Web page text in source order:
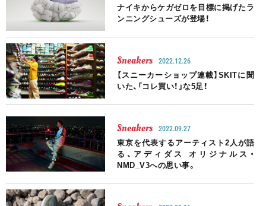
ナイキからケガゼロを目標に掲げたラ
ンニングシューズが登場！
Sneakers 2022.12.26
【スニーカーショップ連載】SKITに聞
いた、「コレ買い！」な5足！
Sneakers 2022.09.27
東京を代表するアーティスト2人が語
る、アディダス オリジナルス・
NMD_V3への思い事。